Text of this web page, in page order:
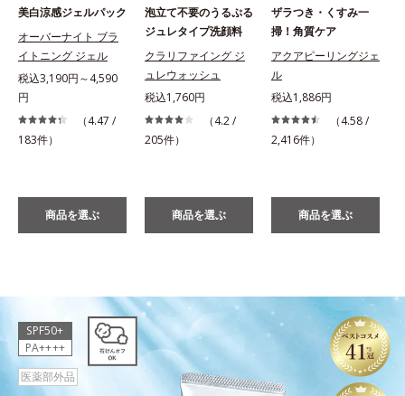
美白涼感ジェルパック
オーバーナイト ブラ
イトニング ジェル
税込3,190円～4,590
円
（4.47 /
183件）
商品を選ぶ
泡立て不要のうるぷる
ジュレタイプ洗顔料
クラリファイング ジ
ュレウォッシュ
税込1,760円
（4.2 /
205件）
商品を選ぶ
ザラつき・くすみ一
掃！角質ケア
アクアピーリングジェ
ル
税込1,886円
（4.58 /
2,416件）
商品を選ぶ
SPF50+
PA++++
医薬部外品